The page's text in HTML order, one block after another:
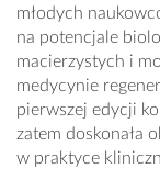
młodych
na potencjale
macierzystych i
medycynie
pierwszej edycji
zatem doskonała
w praktyce